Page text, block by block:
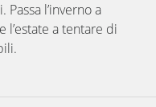
l’inverno a
l’estate a tentare di